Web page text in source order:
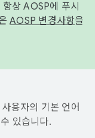
상 AOSP에 푸시
AOSP 변경사항을
용자의 기본 언어
있습니다.